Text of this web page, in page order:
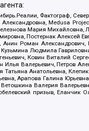
Фактограф,
Medusa
Мария Михайловна,
Постернак Алексей
Роман
Людмила
Ковин Виталий
Валерьевич, Петров
Анатольевна,
Арапова Галина
Валерия
призыв, Еланчик